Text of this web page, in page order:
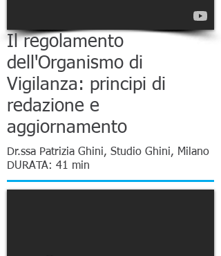
Il regolamento
dell'Organismo di
Vigilanza: principi di
redazione e
aggiornamento
Dr.ssa Patrizia Ghini, Studio Ghini, Milano
DURATA: 41 min